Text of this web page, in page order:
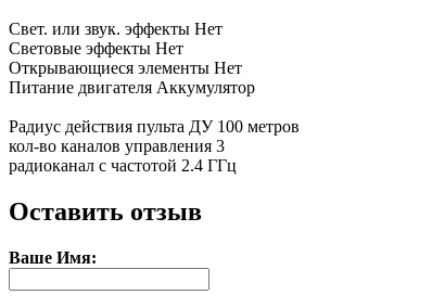
Свет. или звук. эффекты Нет
Световые эффекты Нет
Открывающиеся элементы Нет
Питание двигателя Аккумулятор
Радиус действия пульта ДУ 100 метров
кол-во каналов управления 3
радиоканал с частотой 2.4 ГГц
Оставить отзыв
Ваше Имя: